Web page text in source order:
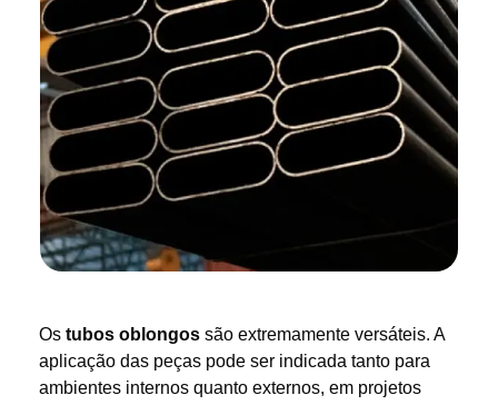
Os tubos oblongos são extremamente versáteis. A
aplicação das peças pode ser indicada tanto para
ambientes internos quanto externos, em projetos